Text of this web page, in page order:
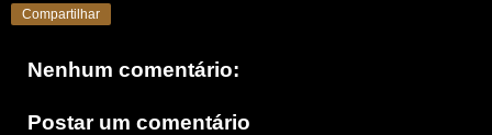
Compartilhar
Nenhum comentário:
Postar um comentário